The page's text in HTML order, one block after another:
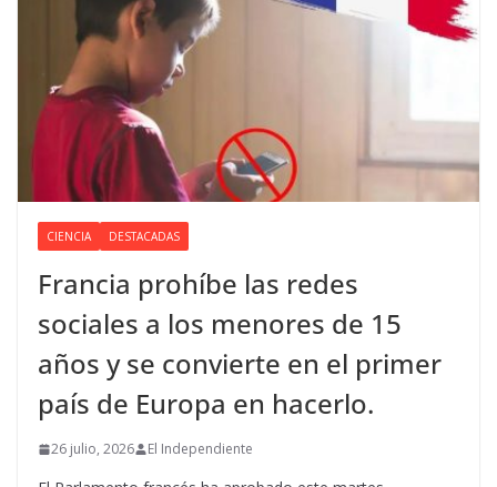
CIENCIA DESTACADAS
Francia prohíbe las redes
sociales a los menores de 15
años y se convierte en el primer
país de Europa en hacerlo.
26 julio, 2026 El Independiente